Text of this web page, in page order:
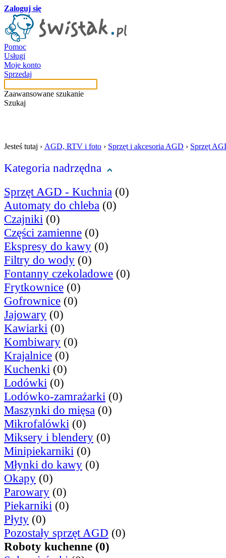
Zaloguj się
Pomoc
Usługi
Moje konto
Sprzedaj
Zaawansowane szukanie
Szukaj
Jesteś tutaj › AGD, RTV i foto › Sprzęt i akcesoria AGD › Sprzęt
Kategoria nadrzędna
Sprzęt AGD - Kuchnia (0)
Automaty do chleba (0)
Czajniki (0)
Części zamienne (0)
Ekspresy do kawy (0)
Filtry do wody (0)
Fontanny czekoladowe (0)
Frytkownice (0)
Gofrownice (0)
Jajowary (0)
Kawiarki (0)
Kombiwary (0)
Krajalnice (0)
Kuchenki (0)
Lodówki (0)
Lodówko-zamrażarki (0)
Maszynki do mięsa (0)
Mikrofalówki (0)
Miksery i blendery (0)
Minipiekarniki (0)
Młynki do kawy (0)
Okapy (0)
Parowary (0)
Piekarniki (0)
Płyty (0)
Pozostały sprzęt AGD (0)
Roboty kuchenne (0)